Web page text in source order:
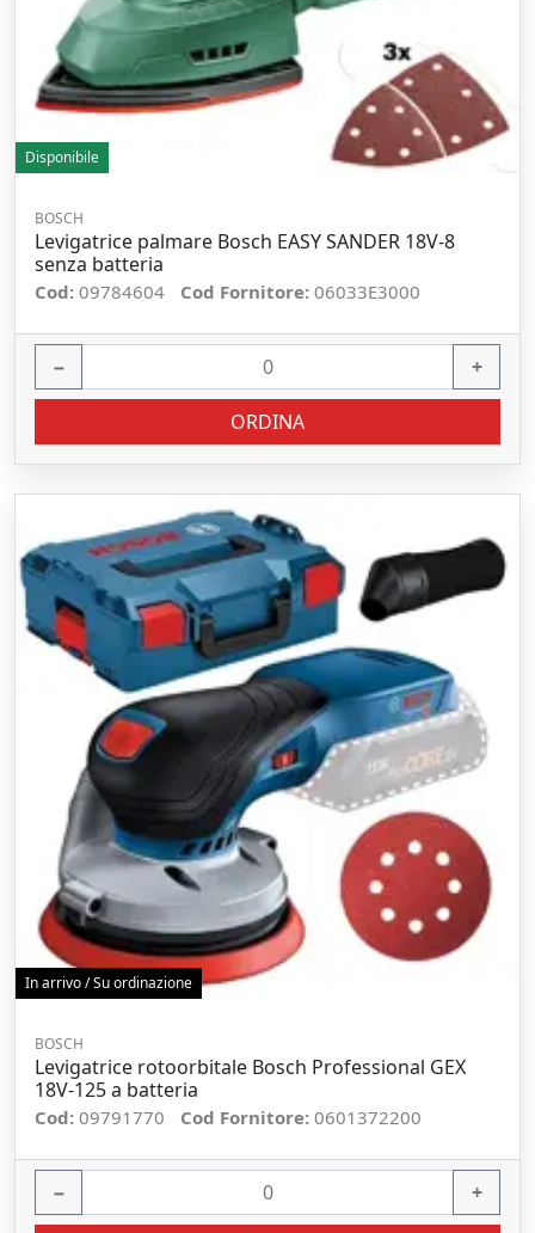
Disponibile
BOSCH
Levigatrice palmare Bosch EASY SANDER 18V-8
senza batteria
Cod: 09784604 Cod Fornitore: 06033E3000
− +
ORDINA
In arrivo / Su ordinazione
BOSCH
Levigatrice rotoorbitale Bosch Professional GEX
18V-125 a batteria
Cod: 09791770 Cod Fornitore: 0601372200
− +